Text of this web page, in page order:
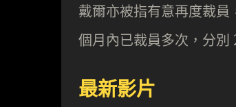
戴爾亦被指有意再度裁
個月內已裁員多次，分別
最新影片